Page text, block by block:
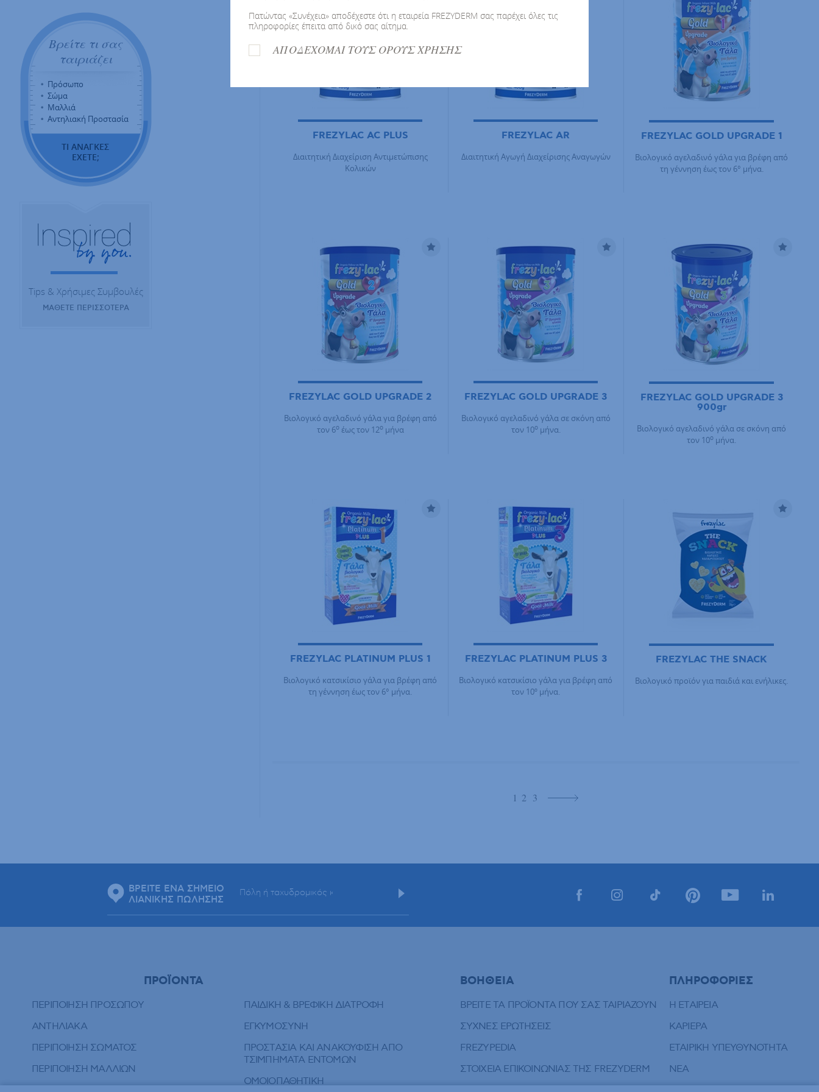
Πατώντας «Συνέχεια» αποδέχεστε ότι η εταιρεία FREZYDERM σας παρέχει όλες τις
πληροφορίες έπειτα από δικό σας αίτημα.
ΑΠΟΔΕΧΟΜΑΙ ΤΟΥΣ ΟΡΟΥΣ ΧΡΗΣΗΣ
FREZYLAC AC PLUS
Διαιτητική Διαχείριση Αντιμετώπισης
Κολικών
FREZYLAC AR
Διαιτητική Αγωγή Διαχείρισης Αναγωγών
FREZYLAC GOLD UPGRADE 1
Βιολογικό αγελαδινό γάλα για βρέφη από
τη γέννηση έως τον 6° μήνα.
FREZYLAC GOLD UPGRADE 2
Βιολογικό αγελαδινό γάλα για βρέφη από
τον 6οέως τον 12ομήνα
FREZYLAC GOLD UPGRADE 3
Βιολογικό αγελαδινό γάλα σε σκόνη από
τον 10ομήνα.
FREZYLAC GOLD UPGRADE 3
900gr
Βιολογικό αγελαδινό γάλα σε σκόνη από
τον 10ο μήνα.
FREZYLAC PLATINUM PLUS 1
Βιολογικό κατσικίσιο γάλα για βρέφη από
τη γέννηση έως τον 6° μήνα.
FREZYLAC PLATINUM PLUS 3
Βιολογικό κατσικίσιο γάλα για βρέφη από
τον 10º μήνα.
FREZYLAC THE SNACK
Βιολογικό προϊόν για παιδιά και ενήλικες.
1 2 3
Βρείτε τι σας
ταιριάζει
Πρόσωπο
Σώμα
Μαλλιά
Αντηλιακή Προστασία
ΤΙ ΑΝΑΓΚΕΣ
ΕΧΕΤΕ;
Tips & Χρήσιμες Συμβουλές
ΜΑΘΕΤΕ ΠΕΡΙΣΣΟΤΕΡΑ
ΒΡΕΙΤΕ ΕΝΑ ΣΗΜΕΙΟ
ΛΙΑΝΙΚΗΣ ΠΩΛΗΣΗΣ
ΠΡΟΪΟΝΤΑ
ΠΕΡΙΠΟΙΗΣΗ ΠΡΟΣΩΠΟΥ
ΑΝΤΗΛΙΑΚΑ
ΠΕΡΙΠΟΙΗΣΗ ΣΩΜΑΤΟΣ
ΠΕΡΙΠΟΙΗΣΗ ΜΑΛΛΙΩΝ
ΠΑΙΔΙΚΗ & ΒΡΕΦΙΚΗ ΔΙΑΤΡΟΦΗ
ΕΓΚΥΜΟΣΥΝΗ
ΠΡΟΣΤΑΣΙΑ ΚΑΙ ΑΝΑΚΟΥΦΙΣΗ ΑΠΟ
ΤΣΙΜΠΗΜΑΤΑ ΕΝΤΟΜΩΝ
ΟΜΟΙΟΠΑΘΗΤΙΚΗ
ΒΟΗΘΕΙΑ
ΒΡΕΙΤΕ ΤΑ ΠΡΟΪΟΝΤΑ ΠΟΥ ΣΑΣ ΤΑΙΡΙΑΖΟΥΝ
ΣΥΧΝΕΣ ΕΡΩΤΗΣΕΙΣ
FREZYPEDIA
ΣΤΟΙΧΕΙΑ ΕΠΙΚΟΙΝΩΝΙΑΣ ΤΗΣ FREZYDERM
ΠΛΗΡΟΦΟΡΙΕΣ
Η ΕΤΑΙΡΕΙΑ
ΚΑΡΙΕΡΑ
ΕΤΑΙΡΙΚΗ ΥΠΕΥΘΥΝΟΤΗΤΑ
ΝΕΑ